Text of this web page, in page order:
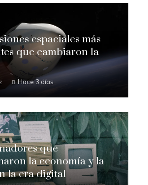
espaciales más
que cambiaron la
Hace 3 días
que
la economía y la
la era digital